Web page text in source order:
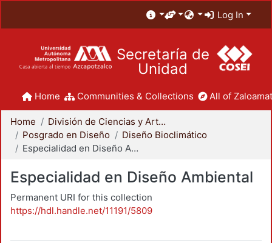
Log In
Secretaría de
Unidad
Home Communities & Collections All of
Home
División de Ciencias y Artes para el Diseño
Posgrado en Diseño
Diseño Bioclimático
Especialidad en Diseño Ambiental
Especialidad en Diseño Ambiental
Permanent URI for this collection
https://hdl.handle.net/11191/5809